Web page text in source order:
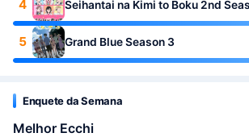
4 Seihantai na Kimi to Boku 2nd
5 Grand Blue Season 3
Enquete da Semana
Melhor Ecchi